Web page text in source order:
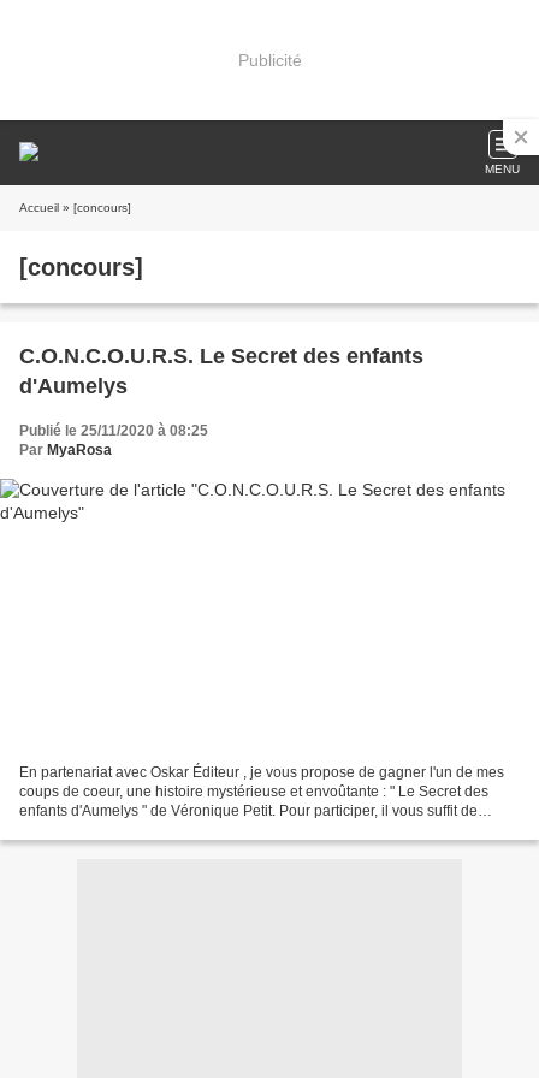
Publicité
MENU
Accueil » [concours]
[concours]
C.O.N.C.O.U.R.S. Le Secret des enfants
d'Aumelys
Publié le 25/11/2020 à 08:25
Par MyaRosa
En partenariat avec Oskar Éditeur , je vous propose de gagner l'un de mes
coups de coeur, une histoire mystérieuse et envoûtante : " Le Secret des
enfants d'Aumelys " de Véronique Petit. Pour participer, il vous suffit de